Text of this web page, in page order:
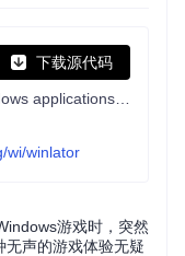
下载源代码
wi/winlator
游戏时，突然
无声的游戏体验无疑